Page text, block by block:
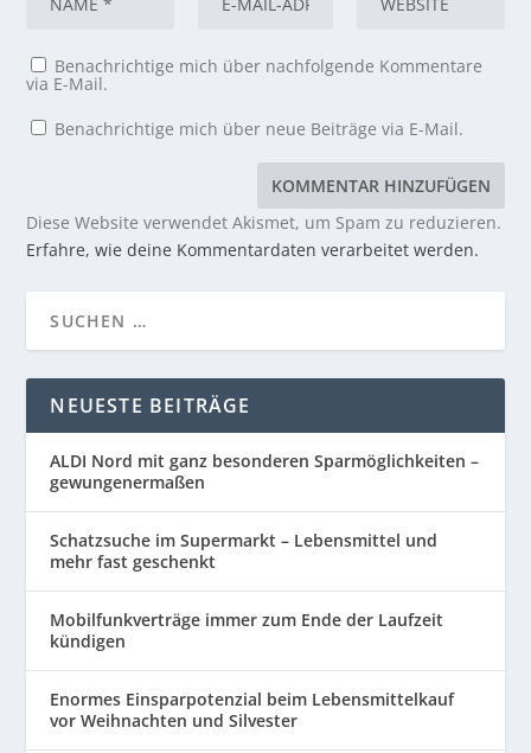
Benachrichtige mich über nachfolgende Kommentare
via E-Mail.
Benachrichtige mich über neue Beiträge via E-Mail.
Diese Website verwendet Akismet, um Spam zu reduzieren.
Erfahre, wie deine Kommentardaten verarbeitet werden.
NEUESTE BEITRÄGE
ALDI Nord mit ganz besonderen Sparmöglichkeiten –
gewungenermaßen
Schatzsuche im Supermarkt – Lebensmittel und
mehr fast geschenkt
Mobilfunkverträge immer zum Ende der Laufzeit
kündigen
Enormes Einsparpotenzial beim Lebensmittelkauf
vor Weihnachten und Silvester